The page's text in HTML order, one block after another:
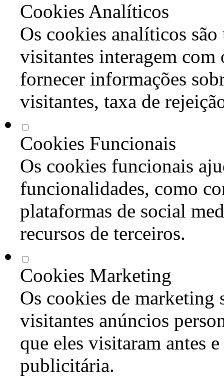
Cookies Analíticos
Os cookies analíticos são
visitantes interagem com
fornecer informações
visitantes, taxa de
Cookies Funcionais
Os cookies funcionais
funcionalidades, como
plataformas de social
recursos de terceiros.
Cookies Marketing
Os cookies de marketing
visitantes anúncios
que eles visitaram antes
publicitária.